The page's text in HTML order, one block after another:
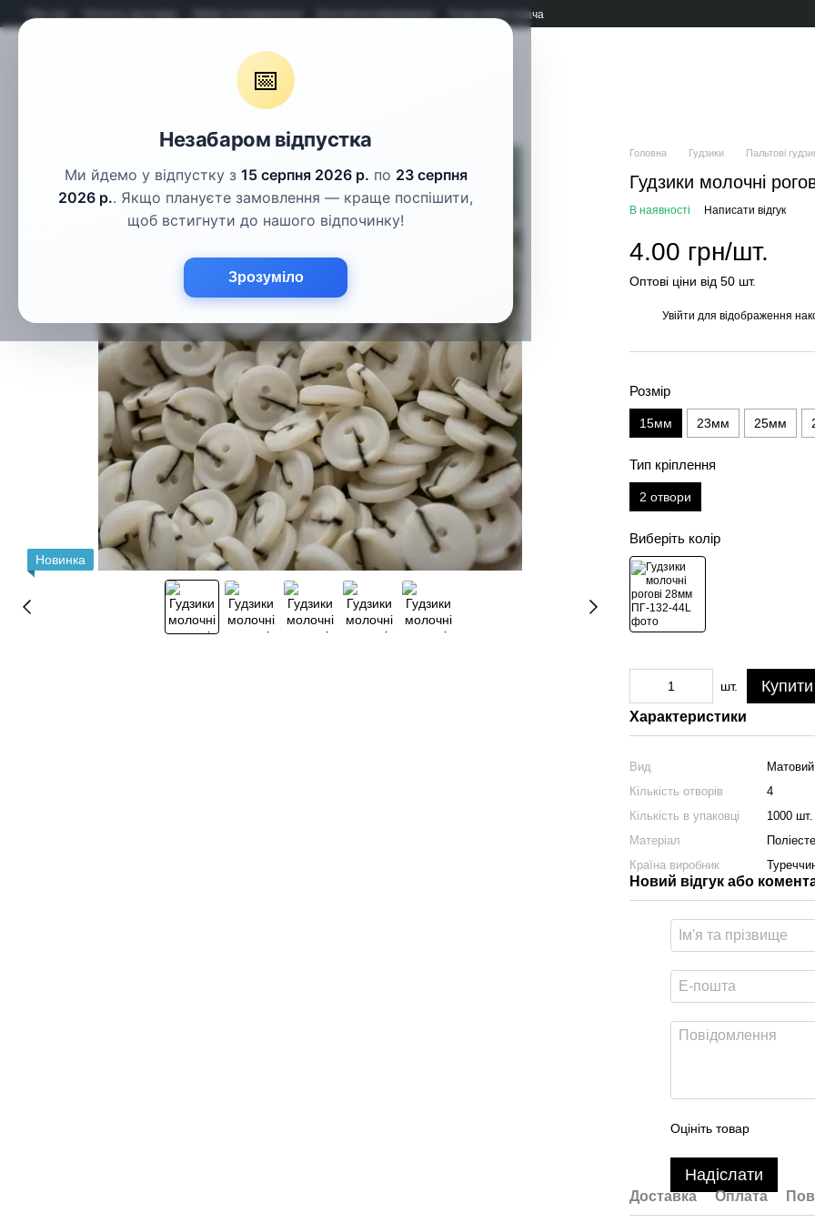
📅
Незабаром відпустка
Ми йдемо у відпустку з 15 серпня 2026 р. по 23 серпня
2026 р.. Якщо плануєте замовлення — краще поспішити,
щоб встигнути до нашого відпочинку!
Зрозуміло
Про нас Оплата і доставка Обмін та повернення Контактна інформація Угода користувача
Гудзики Шнури
Новинка
Головна Гудзики Пальтові
Гудзики молочні
В наявності Написати відгук
4.00 грн/шт.
Оптові ціни від 50 шт.
Увійти для відображення
Розмір
15мм 23мм 25мм
Тип кріплення
2 отвори
Виберіть колір
шт. Купити
Характеристики
Вид
Матовий
Кількість отворів
4
Кількість в упаковці
1000 шт.
Матеріал
Країна виробник
Новий відгук або
Оцініть товар
Надіслати
Доставка Оплата